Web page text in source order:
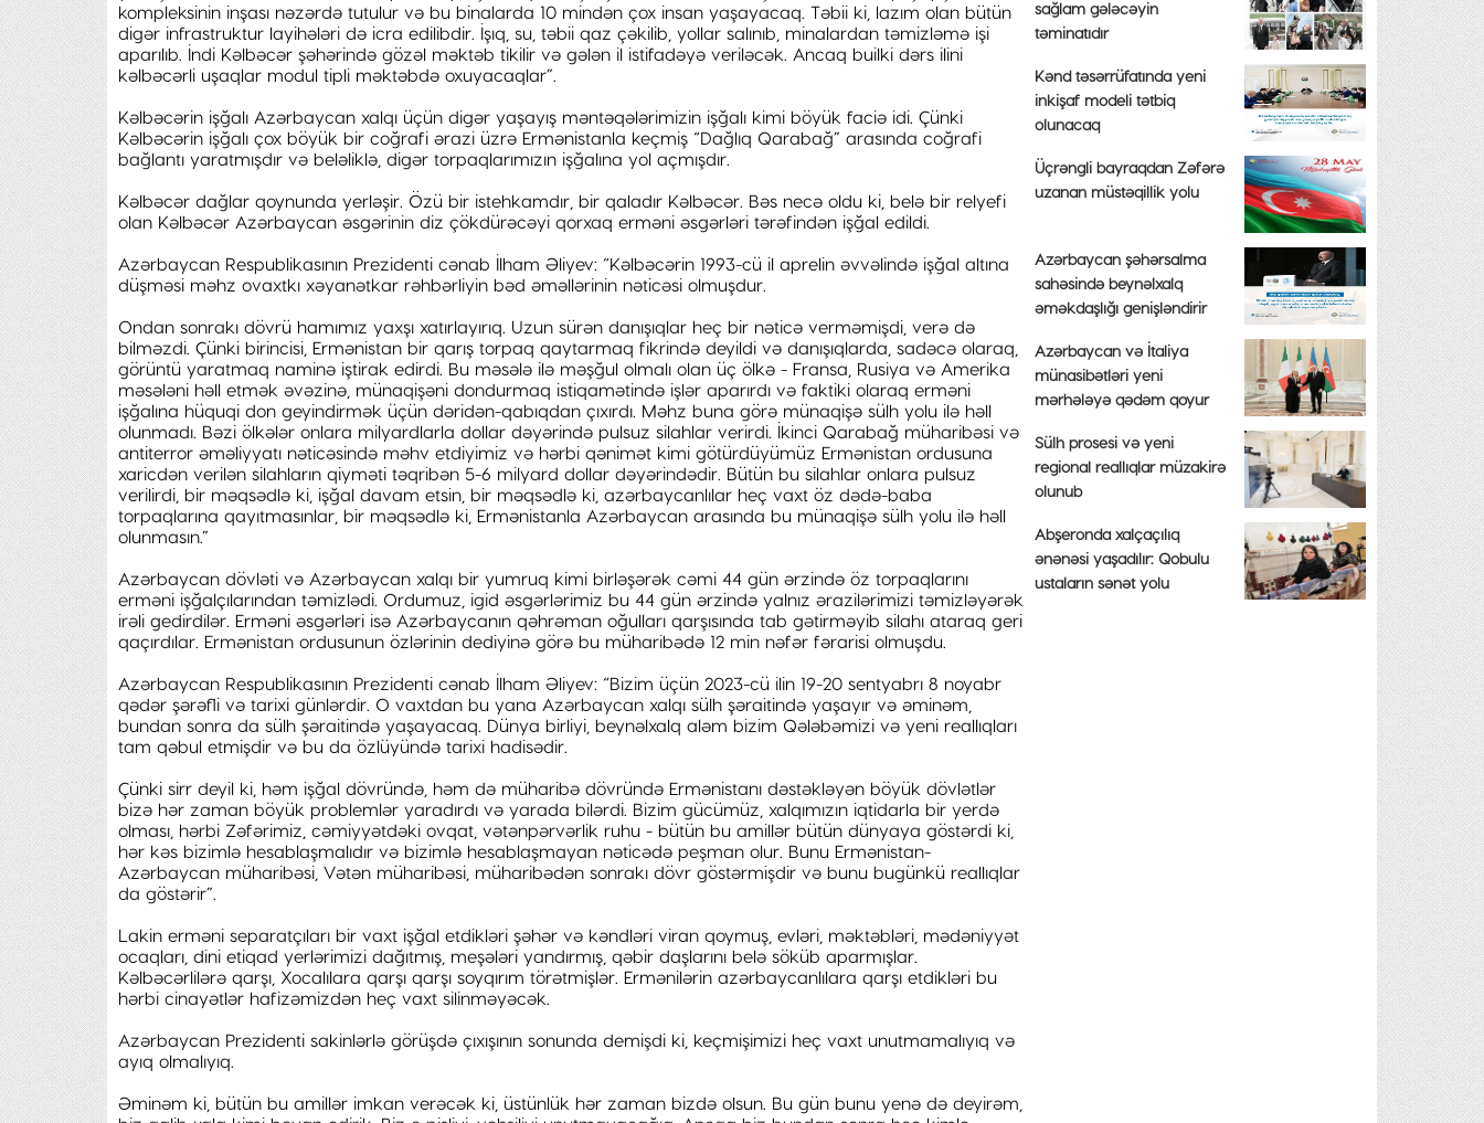
kompleksinin inşası nəzərdə tutulur və bu binalarda 10 mindən çox insan yaşayacaq. Təbii ki, lazım olan bütün
digər infrastruktur layihələri də icra edilibdir. İşıq, su, təbii qaz çəkilib, yollar salınıb, minalardan təmizləmə işi
aparılıb. İndi Kəlbəcər şəhərində gözəl məktəb tikilir və gələn il istifadəyə veriləcək. Ancaq builki dərs ilini
kəlbəcərli uşaqlar modul tipli məktəbdə oxuyacaqlar”.
Kəlbəcərin işğalı Azərbaycan xalqı üçün digər yaşayış məntəqələrimizin işğalı kimi böyük faciə idi. Çünki
Kəlbəcərin işğalı çox böyük bir coğrafi ərazi üzrə Ermənistanla keçmiş “Dağlıq Qarabağ” arasında coğrafi
bağlantı yaratmışdır və beləliklə, digər torpaqlarımızın işğalına yol açmışdır.
Kəlbəcər dağlar qoynunda yerləşir. Özü bir istehkamdır, bir qaladır Kəlbəcər. Bəs necə oldu ki, belə bir relyefi
olan Kəlbəcər Azərbaycan əsgərinin diz çökdürəcəyi qorxaq erməni əsgərləri tərəfindən işğal edildi.
Azərbaycan Respublikasının Prezidenti cənab İlham Əliyev: “Kəlbəcərin 1993-cü il aprelin əvvəlində işğal altına
düşməsi məhz ovaxtkı xəyanətkar rəhbərliyin bəd əməllərinin nəticəsi olmuşdur.
Ondan sonrakı dövrü hamımız yaxşı xatırlayırıq. Uzun sürən danışıqlar heç bir nəticə verməmişdi, verə də
bilməzdi. Çünki birincisi, Ermənistan bir qarış torpaq qaytarmaq fikrində deyildi və danışıqlarda, sadəcə olaraq,
görüntü yaratmaq naminə iştirak edirdi. Bu məsələ ilə məşğul olmalı olan üç ölkə - Fransa, Rusiya və Amerika
məsələni həll etmək əvəzinə, münaqişəni dondurmaq istiqamətində işlər aparırdı və faktiki olaraq erməni
işğalına hüquqi don geyindirmək üçün dəridən-qabıqdan çıxırdı. Məhz buna görə münaqişə sülh yolu ilə həll
olunmadı. Bəzi ölkələr onlara milyardlarla dollar dəyərində pulsuz silahlar verirdi. İkinci Qarabağ müharibəsi və
antiterror əməliyyatı nəticəsində məhv etdiyimiz və hərbi qənimət kimi götürdüyümüz Ermənistan ordusuna
xaricdən verilən silahların qiyməti təqribən 5-6 milyard dollar dəyərindədir. Bütün bu silahlar onlara pulsuz
verilirdi, bir məqsədlə ki, işğal davam etsin, bir məqsədlə ki, azərbaycanlılar heç vaxt öz dədə-baba
torpaqlarına qayıtmasınlar, bir məqsədlə ki, Ermənistanla Azərbaycan arasında bu münaqişə sülh yolu ilə həll
olunmasın.”
Azərbaycan dövləti və Azərbaycan xalqı bir yumruq kimi birləşərək cəmi 44 gün ərzində öz torpaqlarını
erməni işğalçılarından təmizlədi. Ordumuz, igid əsgərlərimiz bu 44 gün ərzində yalnız ərazilərimizi təmizləyərək
irəli gedirdilər. Erməni əsgərləri isə Azərbaycanın qəhrəman oğulları qarşısında tab gətirməyib silahı ataraq geri
qaçırdılar. Ermənistan ordusunun özlərinin dediyinə görə bu müharibədə 12 min nəfər fərarisi olmuşdu.
Azərbaycan Respublikasının Prezidenti cənab İlham Əliyev: “Bizim üçün 2023-cü ilin 19-20 sentyabrı 8 noyabr
qədər şərəfli və tarixi günlərdir. O vaxtdan bu yana Azərbaycan xalqı sülh şəraitində yaşayır və əminəm,
bundan sonra da sülh şəraitində yaşayacaq. Dünya birliyi, beynəlxalq aləm bizim Qələbəmizi və yeni reallıqları
tam qəbul etmişdir və bu da özlüyündə tarixi hadisədir.
Çünki sirr deyil ki, həm işğal dövründə, həm də müharibə dövründə Ermənistanı dəstəkləyən böyük dövlətlər
bizə hər zaman böyük problemlər yaradırdı və yarada bilərdi. Bizim gücümüz, xalqımızın iqtidarla bir yerdə
olması, hərbi Zəfərimiz, cəmiyyətdəki ovqat, vətənpərvərlik ruhu - bütün bu amillər bütün dünyaya göstərdi ki,
hər kəs bizimlə hesablaşmalıdır və bizimlə hesablaşmayan nəticədə peşman olur. Bunu Ermənistan-
Azərbaycan müharibəsi, Vətən müharibəsi, müharibədən sonrakı dövr göstərmişdir və bunu bugünkü reallıqlar
da göstərir”.
Lakin erməni separatçıları bir vaxt işğal etdikləri şəhər və kəndləri viran qoymuş, evləri, məktəbləri, mədəniyyət
ocaqları, dini etiqad yerlərimizi dağıtmış, meşələri yandırmış, qəbir daşlarını belə söküb aparmışlar.
Kəlbəcərlilərə qarşı, Xocalılara qarşı qarşı soyqırım törətmişlər. Ermənilərin azərbaycanlılara qarşı etdikləri bu
hərbi cinayətlər hafizəmizdən heç vaxt silinməyəcək.
Azərbaycan Prezidenti sakinlərlə görüşdə çıxışının sonunda demişdi ki, keçmişimizi heç vaxt unutmamalıyıq və
ayıq olmalıyıq.
Əminəm ki, bütün bu amillər imkan verəcək ki, üstünlük hər zaman bizdə olsun. Bu gün bunu yenə də deyirəm,
sağlam gələcəyin
təminatıdır
Kənd təsərrüfatında yeni
inkişaf modeli tətbiq
olunacaq
Üçrəngli bayraqdan Zəfərə
uzanan müstəqillik yolu
Azərbaycan şəhərsalma
sahəsində beynəlxalq
əməkdaşlığı genişləndirir
Azərbaycan və İtaliya
münasibətləri yeni
mərhələyə qədəm qoyur
Sülh prosesi və yeni
regional reallıqlar müzakirə
olunub
Abşeronda xalçaçılıq
ənənəsi yaşadılır: Qobulu
ustaların sənət yolu